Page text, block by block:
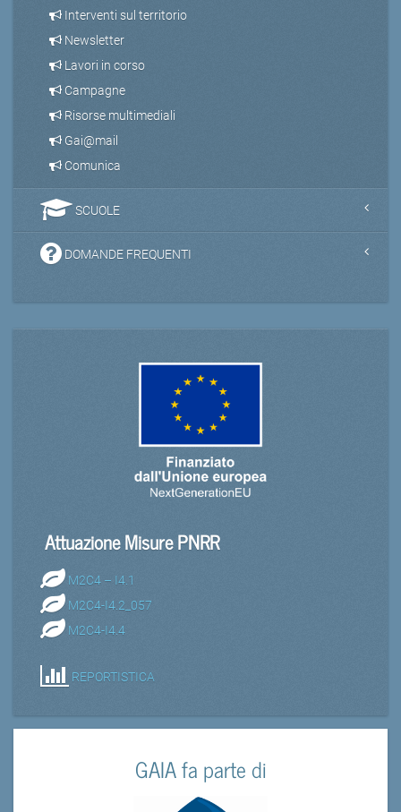
Interventi sul territorio
Newsletter
Lavori in corso
Campagne
Risorse multimediali
Gai@mail
Comunica
SCUOLE
DOMANDE FREQUENTI
Attuazione Misure PNRR
M2C4 – I4.1
M2C4-I4.2_057
M2C4-I4.4
REPORTISTICA
GAIA fa parte di